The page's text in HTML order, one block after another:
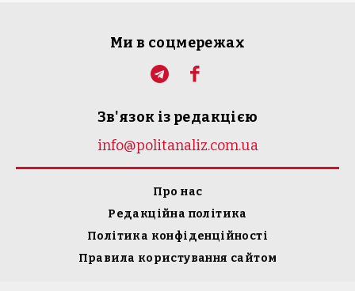
Ми в соцмережах
Зв'язок із редакцією
info@politanaliz.com.ua
Про нас
Редакційна політика
Політика конфіденційності
Правила користування сайтом